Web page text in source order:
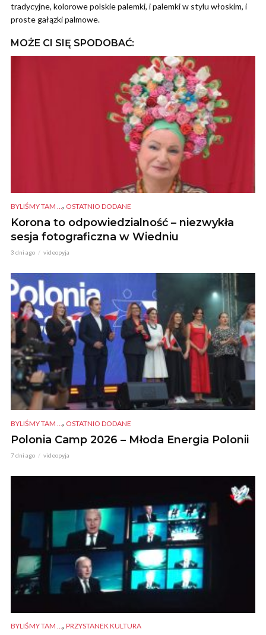
tradycyjne, kolorowe polskie palemki, i palemki w stylu włoskim, i
proste gałązki palmowe.
MOŻE CI SIĘ SPODOBAĆ:
BYLIŚMY TAM ... , OSTATNIO DODANE
Korona to odpowiedzialność – niezwykła
sesja fotograficzna w Wiedniu
3 dni ago videopyja
BYLIŚMY TAM ... , OSTATNIO DODANE
Polonia Camp 2026 – Młoda Energia Polonii
7 dni ago videopyja
BYLIŚMY TAM ..., PRZYSTANEK KULTURA